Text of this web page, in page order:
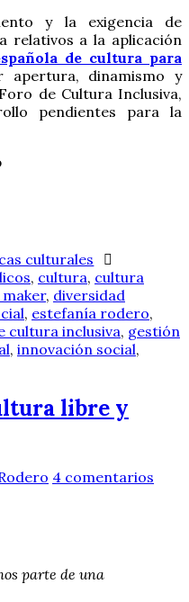
y la exigencia de
relativos a la aplicación
de cultura para
apertura, dinamismo y
de Cultura Inclusiva,
pendientes para la
culturales
, cultura, cultura
, diversidad
, estefanía rodero,
cultura inclusiva, gestión
, innovación social,
libre y
4 comentarios
parte de una